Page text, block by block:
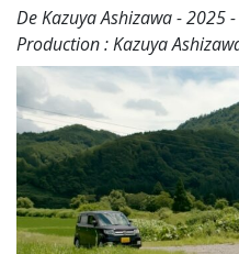
De Kazuya Ashizawa - 2025 -
Production : Kazuya